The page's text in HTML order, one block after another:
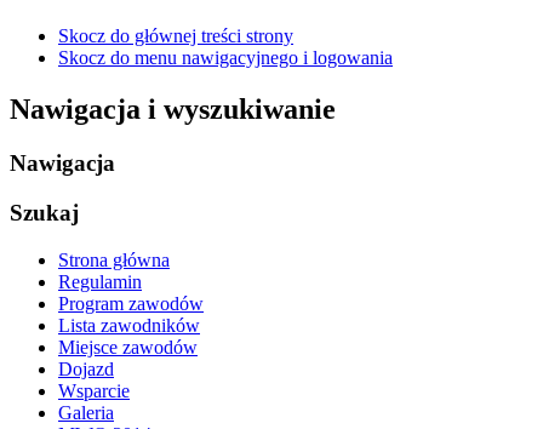
Skocz do głównej treści strony
Skocz do menu nawigacyjnego i logowania
Nawigacja i wyszukiwanie
Nawigacja
Szukaj
Strona główna
Regulamin
Program zawodów
Lista zawodników
Miejsce zawodów
Dojazd
Wsparcie
Galeria